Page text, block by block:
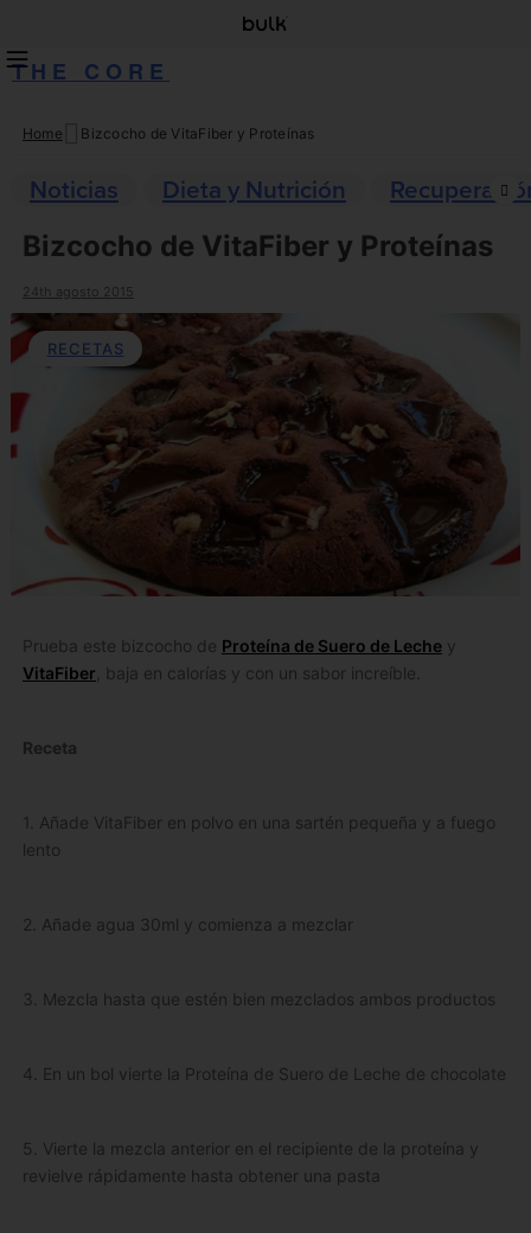
THE CORE
Skip
content
Home Bizcocho de VitaFiber y Proteínas
Noticias Dieta y Nutrición
Bizcocho de VitaFiber y Proteínas
24th agosto 2015
RECETAS
Prueba este bizcocho de Proteína de Suero de Lechey
VitaFiber , baja en calorías y con un sabor increíble.
Receta
1. Añade VitaFiber en polvo en una sartén pequeña y a fuego
lento
2. Añade agua 30ml y comienza a mezclar
3. Mezcla hasta que estén bien mezclados ambos productos
4. En un bol vierte la Proteína de Suero de Leche de chocolate
5. Vierte la mezcla anterior en el recipiente de la proteína y
revielve rápidamente hasta obtener una pasta